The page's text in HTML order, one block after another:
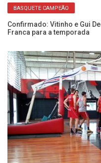
BASQUETE CAMPEÃO
Confirmado: Vitinho e Gui
Franca para a temporada